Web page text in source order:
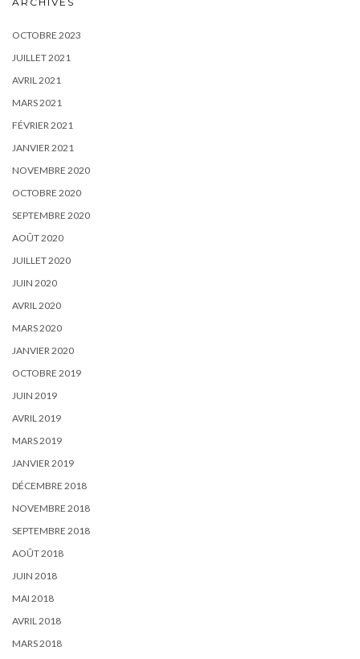
OCTOBRE 2023
JUILLET 2021
AVRIL 2021
MARS 2021
FÉVRIER 2021
JANVIER 2021
NOVEMBRE 2020
OCTOBRE 2020
SEPTEMBRE 2020
AOÛT 2020
JUILLET 2020
JUIN 2020
AVRIL 2020
MARS 2020
JANVIER 2020
OCTOBRE 2019
JUIN 2019
AVRIL 2019
MARS 2019
JANVIER 2019
DÉCEMBRE 2018
NOVEMBRE 2018
SEPTEMBRE 2018
AOÛT 2018
JUIN 2018
MAI 2018
AVRIL 2018
MARS 2018